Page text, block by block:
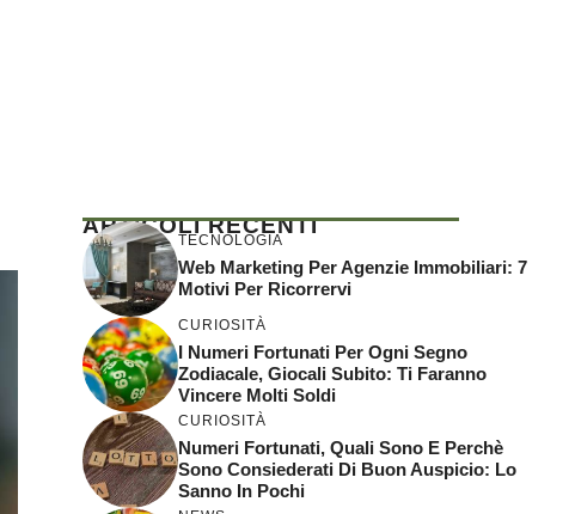
ARTICOLI RECENTI
TECNOLOGIA
Web Marketing Per Agenzie Immobiliari: 7
Motivi Per Ricorrervi
CURIOSITÀ
I Numeri Fortunati Per Ogni Segno
Zodiacale, Giocali Subito: Ti Faranno
Vincere Molti Soldi
CURIOSITÀ
Numeri Fortunati, Quali Sono E Perchè
Sono Consiederati Di Buon Auspicio: Lo
Sanno In Pochi